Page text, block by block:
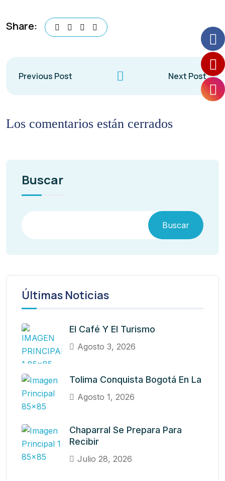
Share:
Previous Post Next Post
Los comentarios están cerrados
Buscar
Buscar
Últimas Noticias
El Café Y El Turismo
Agosto 3, 2026
Tolima Conquista Bogotá En La
Agosto 1, 2026
Chaparral Se Prepara Para
Recibir
Julio 28, 2026